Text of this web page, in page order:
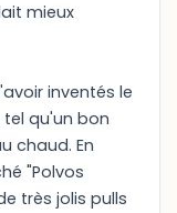
mieux
inventés le
qu'un bon
chaud. En
"Polvos
très jolis pulls